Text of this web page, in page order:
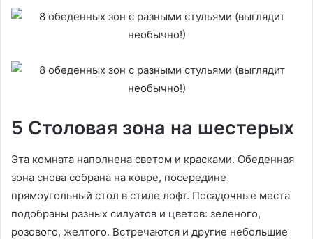
5 Столовая зона на шестерых
Эта комната наполнена светом и красками. Обеденная
зона снова собрана на ковре, посередине
прямоугольный стол в стиле лофт. Посадочные места
подобраны разных силуэтов и цветов: зеленого,
розового, желтого. Встречаются и другие небольшие